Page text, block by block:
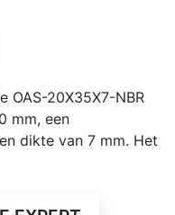
OAS-20X35X7-NBR
mm, een
dikte van 7 mm. Het